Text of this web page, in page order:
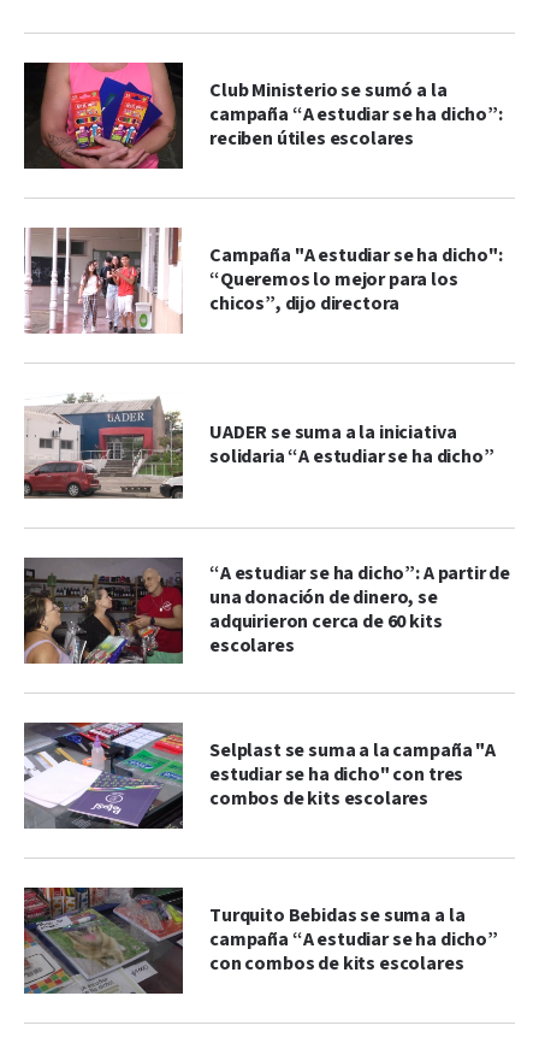
Club Ministerio se sumó a la
campaña “A estudiar se ha dicho”:
reciben útiles escolares
Campaña "A estudiar se ha dicho":
“Queremos lo mejor para los
chicos”, dijo directora
UADER se suma a la iniciativa
solidaria “A estudiar se ha dicho”
“A estudiar se ha dicho”: A partir de
una donación de dinero, se
adquirieron cerca de 60 kits
escolares
Selplast se suma a la campaña "A
estudiar se ha dicho" con tres
combos de kits escolares
Turquito Bebidas se suma a la
campaña “A estudiar se ha dicho”
con combos de kits escolares